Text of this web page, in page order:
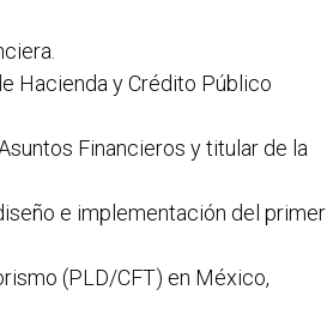
Hacienda y Crédito Público
Financieros y titular de la
e implementación del primer
(PLD/CFT) en México,